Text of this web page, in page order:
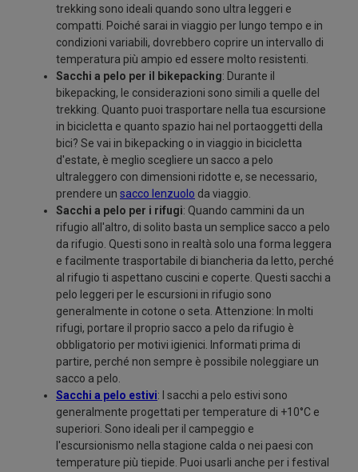
trekking sono ideali quando sono ultra leggeri e
compatti. Poiché sarai in viaggio per lungo tempo e in
condizioni variabili, dovrebbero coprire un intervallo di
temperatura più ampio ed essere molto resistenti.
Sacchi a pelo per il bikepacking: Durante il
bikepacking, le considerazioni sono simili a quelle del
trekking. Quanto puoi trasportare nella tua escursione
in bicicletta e quanto spazio hai nel portaoggetti della
bici? Se vai in bikepacking o in viaggio in bicicletta
d'estate, è meglio scegliere un sacco a pelo
ultraleggero con dimensioni ridotte e, se necessario,
prendere un sacco lenzuolo da viaggio.
Sacchi a pelo per i rifugi: Quando cammini da un
rifugio all'altro, di solito basta un semplice sacco a pelo
da rifugio. Questi sono in realtà solo una forma leggera
e facilmente trasportabile di biancheria da letto, perché
al rifugio ti aspettano cuscini e coperte. Questi sacchi a
pelo leggeri per le escursioni in rifugio sono
generalmente in cotone o seta. Attenzione: In molti
rifugi, portare il proprio sacco a pelo da rifugio è
obbligatorio per motivi igienici. Informati prima di
partire, perché non sempre è possibile noleggiare un
sacco a pelo.
Sacchi a pelo estivi: I sacchi a pelo estivi sono
generalmente progettati per temperature di +10°C e
superiori. Sono ideali per il campeggio e
l'escursionismo nella stagione calda o nei paesi con
temperature più tiepide. Puoi usarli anche per i festival